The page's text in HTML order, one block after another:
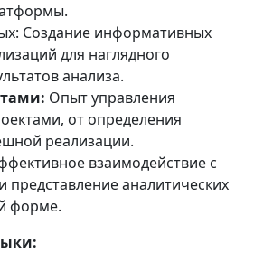
Создание информативных
для наглядного
анализа.
Опыт управления
от определения
реализации.
взаимодействие с
представление аналитических
форме.